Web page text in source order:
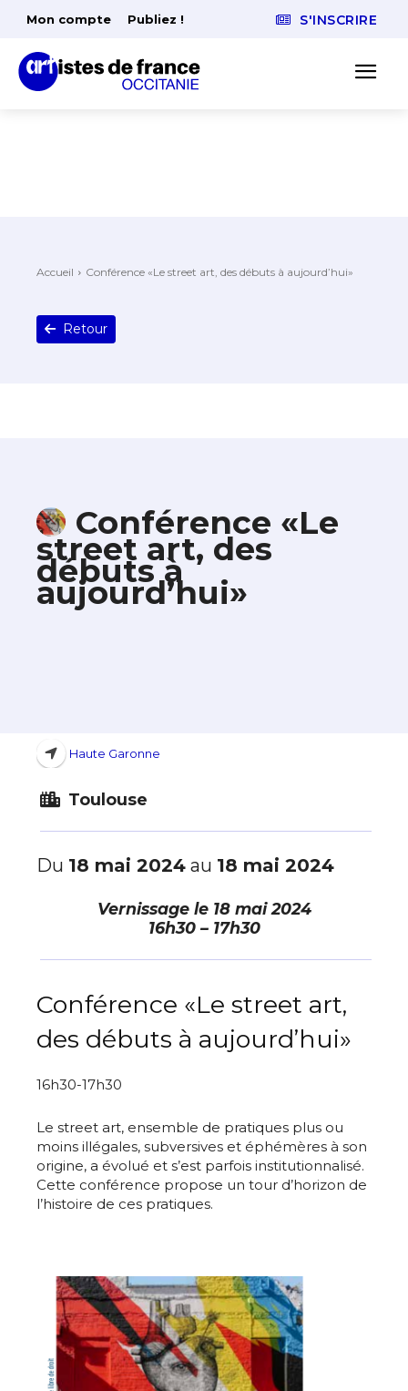
Mon compte Publiez ! S'INSCRIRE
Accueil Conférence «Le street art, des débuts à aujourd’hui»
Retour
Conférence «Le
street art, des
débuts à
aujourd’hui»
Haute Garonne
Toulouse
Du 18 mai 2024 au 18 mai 2024
Vernissage le 18 mai 2024
16h30 – 17h30
Conférence «Le street art,
des débuts à aujourd’hui»
16h30-17h30
Le street art, ensemble de pratiques plus ou
moins illégales, subversives et éphémères à son
origine, a évolué et s’est parfois institutionnalisé.
Cette conférence propose un tour d’horizon de
l’histoire de ces pratiques.